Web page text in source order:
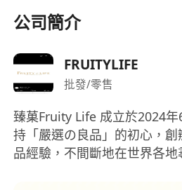
公司簡介
FRUITYLIFE
批發/零售
臻菓Fruity Life 成立於2024
持「嚴選の良品」的初心，
品經驗，不間斷地在世界各地